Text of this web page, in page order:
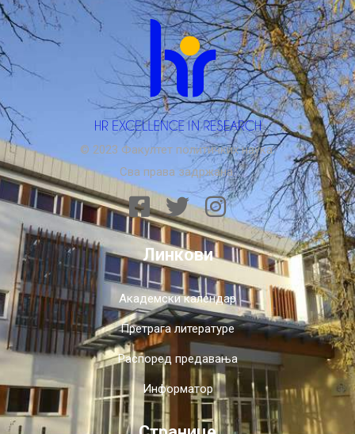
© 2023 Факултет политичких наука.
Сва права задржана.
Линкови
Академски календар
Претрага литературе
Распоред предавања
Информатор